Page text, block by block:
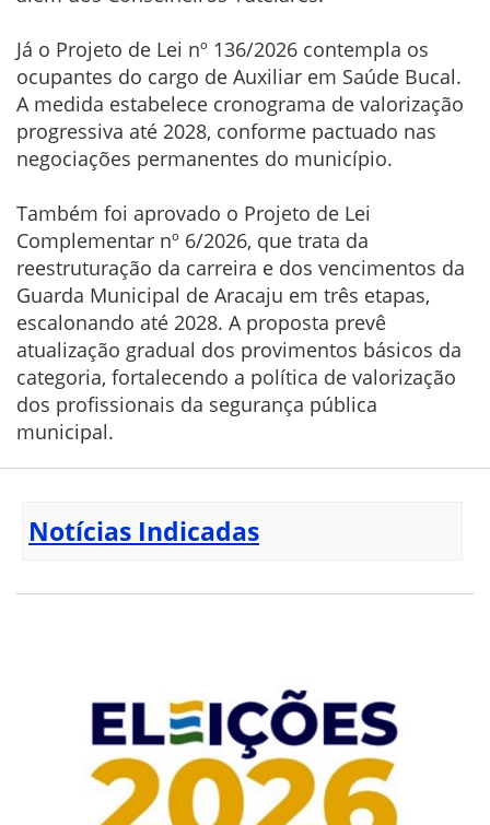
Já o Projeto de Lei nº 136/2026 contempla os
ocupantes do cargo de Auxiliar em Saúde Bucal.
A medida estabelece cronograma de valorização
progressiva até 2028, conforme pactuado nas
negociações permanentes do município.
Também foi aprovado o Projeto de Lei
Complementar nº 6/2026, que trata da
reestruturação da carreira e dos vencimentos da
Guarda Municipal de Aracaju em três etapas,
escalonando até 2028. A proposta prevê
atualização gradual dos provimentos básicos da
categoria, fortalecendo a política de valorização
dos profissionais da segurança pública
municipal.
Notícias Indicadas